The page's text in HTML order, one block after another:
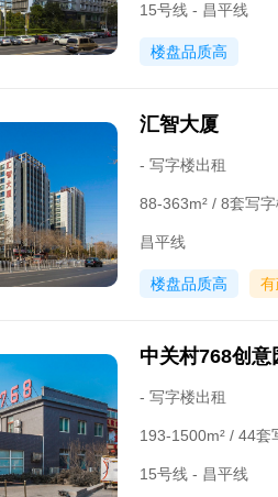
15号线 - 昌平线
楼盘品质高
汇智大厦
- 写字楼出租
88-363m² / 8套写
昌平线
楼盘品质高
中关村768创意
- 写字楼出租
193-1500m² / 44套
15号线 - 昌平线